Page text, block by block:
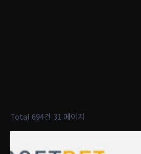
Total 694건 31 페이지